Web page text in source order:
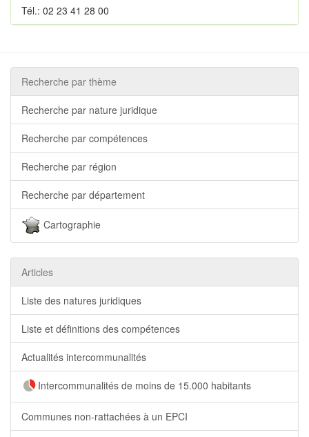
Tél.: 02 23 41 28 00
Recherche par thème
Recherche par nature juridique
Recherche par compétences
Recherche par région
Recherche par département
Cartographie
Articles
Liste des natures juridiques
Liste et définitions des compétences
Actualités intercommunalités
Intercommunalités de moins de 15.000 habitants
Communes non-rattachées à un EPCI